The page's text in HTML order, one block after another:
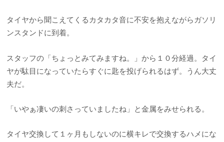
タイヤから聞こえてくるカタカタ音に不安を抱えながらガソリ
ンスタンドに到着。
スタッフの「ちょっとみてみますね。」から１０分経過。タイ
ヤが駄目になっていたらすぐに匙を投げられるはず。うん大丈
夫だ。
「いやぁ凄いの刺さっていましたね」と金属をみせられる。
タイヤ交換して１ヶ月もしないのに横キレで交換するハメにな